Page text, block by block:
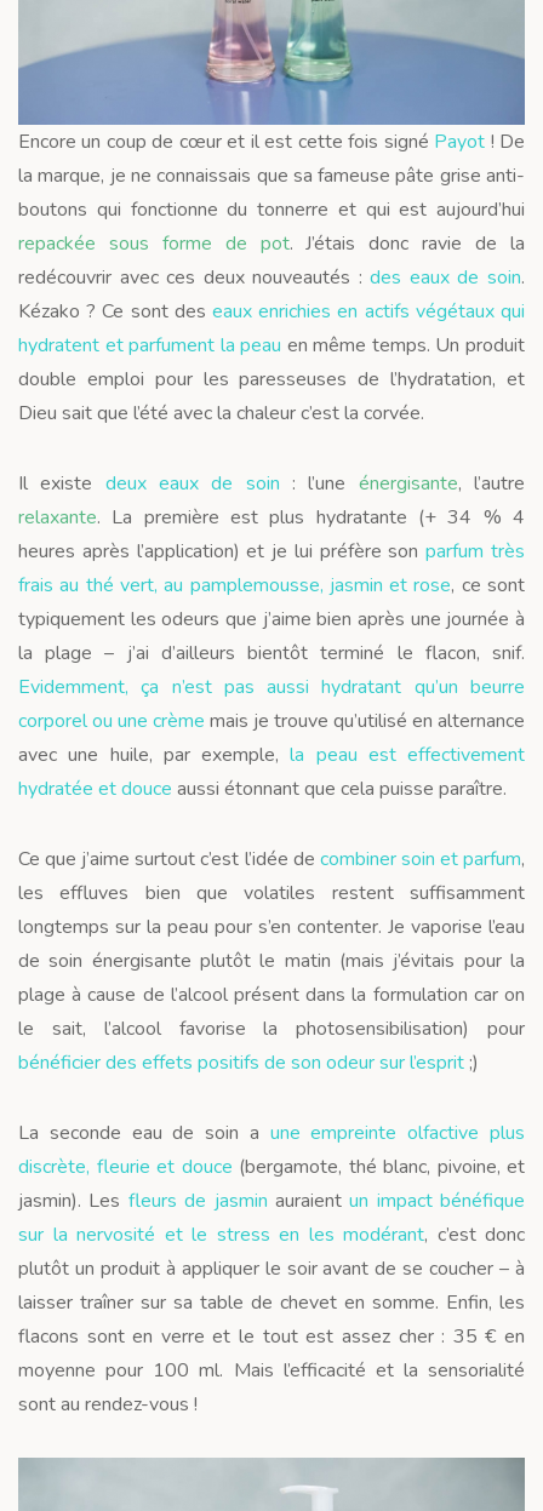
Encore un coup de cœur et il est cette fois signé Payot ! De
la marque, je ne connaissais que sa fameuse pâte grise anti-
boutons qui fonctionne du tonnerre et qui est aujourd’hui
repackée sous forme de pot. J’étais donc ravie de la
redécouvrir avec ces deux nouveautés :des eaux de soin.
Kézako ? Ce sont des eaux enrichies en actifs végétaux qui
hydratent et parfument la peau en même temps. Un produit
double emploi pour les paresseuses de l’hydratation, et
Dieu sait que l’été avec la chaleur c’est la corvée.
Il existe deux eaux de soin : l’une énergisante, l’autre
relaxante. La première est plus hydratante (+ 34 % 4
heures après l’application) et je lui préfère sonparfum très
frais au thé vert, au pamplemousse, jasmin et rose, ce sont
typiquement les odeurs que j’aime bien après une journée à
la plage – j’ai d’ailleurs bientôt terminé le flacon, snif.
Evidemment, ça n’est pas aussi hydratant qu’un beurre
corporel ou une crème mais je trouve qu’utilisé en alternance
avec une huile, par exemple,la peau est effectivement
hydratée et douce aussi étonnant que cela puisse paraître.
Ce que j’aime surtout c’est l’idée de combiner soin et parfum,
les effluves bien que volatiles restent suffisamment
longtemps sur la peau pour s’en contenter. Je vaporise l’eau
de soin énergisante plutôt le matin (mais j’évitais pour la
plage à cause de l’alcool présent dans la formulation car on
le sait, l’alcool favorise la photosensibilisation) pour
bénéficier des effets positifs de son odeur sur l’esprit ;)
La seconde eau de soin a une empreinte olfactive plus
discrète, fleurie et douce (bergamote, thé blanc, pivoine, et
jasmin). Les fleurs de jasmin auraientun impact bénéfique
sur la nervosité et le stress en les modérant, c’est donc
plutôt un produit à appliquer le soir avant de se coucher – à
laisser traîner sur sa table de chevet en somme. Enfin, les
flacons sont en verre et le tout est assez cher : 35 € en
moyenne pour 100 ml. Mais l’efficacité et la sensorialité
sont au rendez-vous !